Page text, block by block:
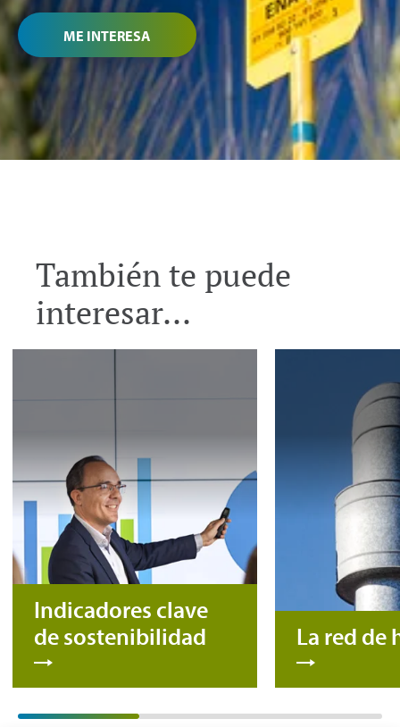
ME INTERESA
También te puede
interesar...
Indicadores clave
de sostenibilidad
La red de